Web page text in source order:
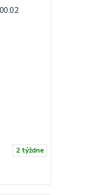
2 týždne